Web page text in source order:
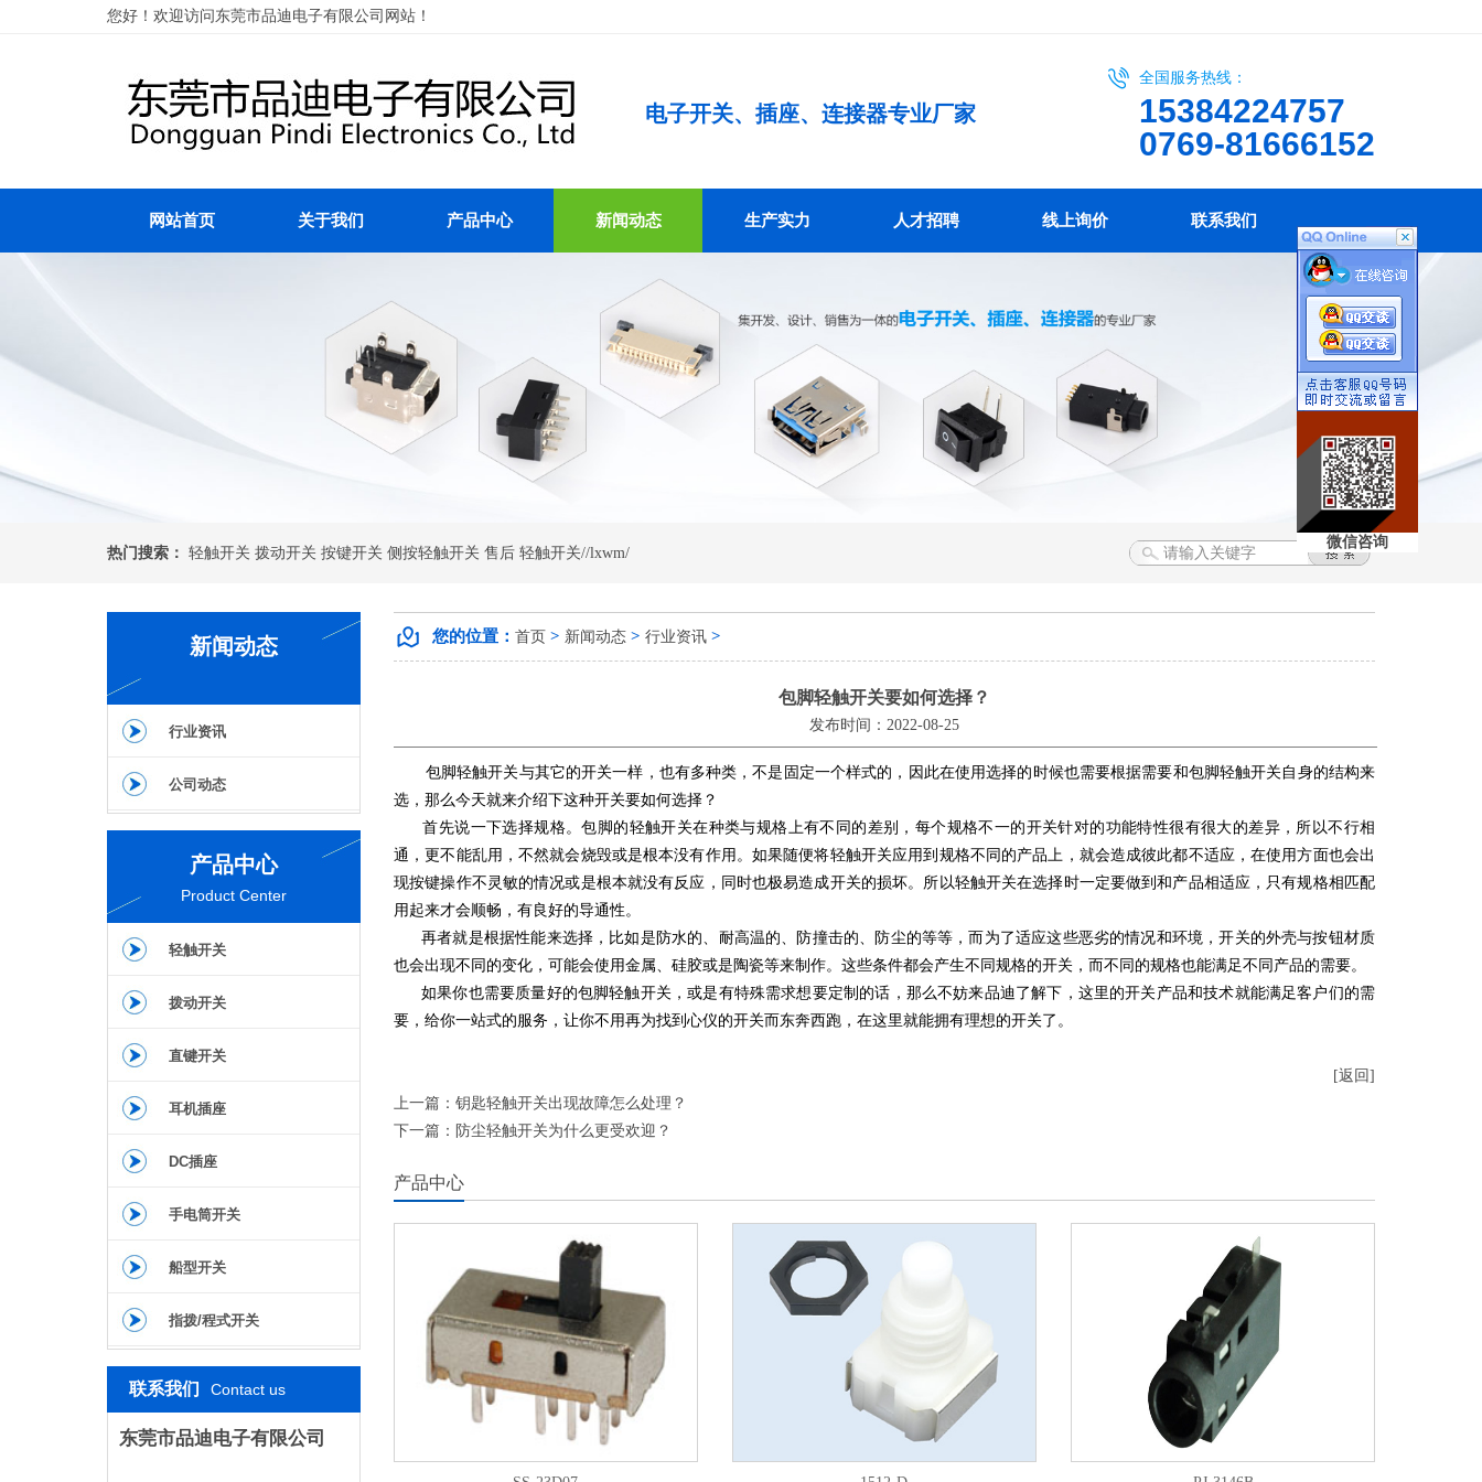
您好！欢迎访问东莞市品迪电子有限公司网站！
电子开关、插座、连接器专业厂家
全国服务热线：
15384224757
0769-81666152
网站首页 关于我们 产品中心 新闻动态 生产实力 人才招聘 线上询价 联系我们
热门搜索： 轻触开关 拨动开关 按键开关 侧按轻触开关 售后 轻触开关//lxwm/
新闻动态
行业资讯
公司动态
产品中心
Product Center
轻触开关
拨动开关
直键开关
耳机插座
DC插座
手电筒开关
船型开关
指拨/程式开关
联系我们 Contact us
东莞市品迪电子有限公司
您的位置： 首页 > 新闻动态 > 行业资讯 >
包脚轻触开关要如何选择？
发布时间：2022-08-25
包脚轻触开关与其它的开关一样，也有多种类，不是固定一个样式的，因此在使用选择的时候也需要根据需要和包脚轻触开关自身的结构来
选，那么今天就来介绍下这种开关要如何选择？
首先说一下选择规格。包脚的轻触开关在种类与规格上有不同的差别，每个规格不一的开关针对的功能特性很有很大的差异，所以不行相
通，更不能乱用，不然就会烧毁或是根本没有作用。如果随便将轻触开关应用到规格不同的产品上，就会造成彼此都不适应，在使用方面也会出
现按键操作不灵敏的情况或是根本就没有反应，同时也极易造成开关的损坏。所以轻触开关在选择时一定要做到和产品相适应，只有规格相匹配
用起来才会顺畅，有良好的导通性。
再者就是根据性能来选择，比如是防水的、耐高温的、防撞击的、防尘的等等，而为了适应这些恶劣的情况和环境，开关的外壳与按钮材质
也会出现不同的变化，可能会使用金属、硅胶或是陶瓷等来制作。这些条件都会产生不同规格的开关，而不同的规格也能满足不同产品的需要。
如果你也需要质量好的包脚轻触开关，或是有特殊需求想要定制的话，那么不妨来品迪了解下，这里的开关产品和技术就能满足客户们的需
要，给你一站式的服务，让你不用再为找到心仪的开关而东奔西跑，在这里就能拥有理想的开关了。
[返回]
上一篇： 钥匙轻触开关出现故障怎么处理？
下一篇： 防尘轻触开关为什么更受欢迎？
产品中心
微信咨询